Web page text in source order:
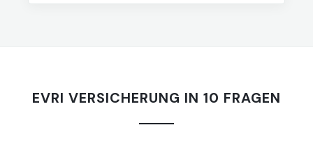
EVRI VERSICHERUNG IN 10 FRAGEN